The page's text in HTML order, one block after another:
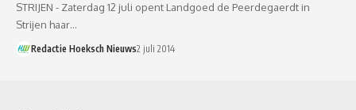
STRIJEN - Zaterdag 12 juli opent Landgoed de Peerdegaerdt in
Strijen haar…
Redactie Hoeksch Nieuws2 juli 2014